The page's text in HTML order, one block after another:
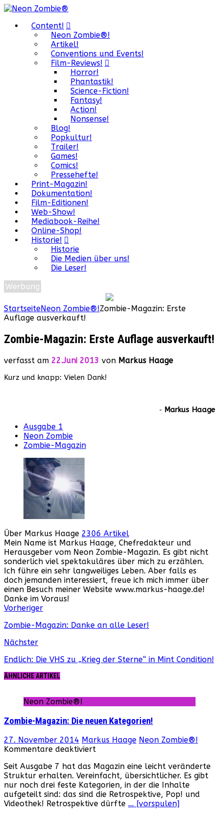
Content!
Neon Zombie®!
Artikel!
Conventions und Events!
Film-Reviews!
Horror!
Phantastik!
Science-Fiction!
Fantasy!
Action!
Nonsense!
Blog!
Popkultur!
Trailer!
Games!
Comics!
Pressehefte!
Print-Magazin!
Dokumentation!
Film-Editionen!
Web-Show!
Mediabook-Reihe!
Online-Shop!
Historie!
Historie
Die Medien über uns!
Die Leser!
Werbung
StartseiteNeon Zombie®!Zombie-Magazin: Erste
Auflage ausverkauft!
Zombie-Magazin: Erste Auflage ausverkauft!
verfasst am 22.Juni 2013 von Markus Haage
Kurz und knapp: Vielen Dank!
‐ Markus Haage
Ausgabe 1
Neon Zombie
Zombie-Magazin
Über Markus Haage 2306 Artikel
Mein Name ist Markus Haage, Chefredakteur und
Herausgeber vom Neon Zombie-Magazin. Es gibt nicht
sonderlich viel spektakuläres über mich zu erzählen.
Ich führe ein sehr langweiliges Leben. Aber falls es
doch jemanden interessiert, freue ich mich immer über
einen Besuch meiner Website www.markus-haage.de!
Danke im Voraus!
Webseite
Facebook
Instagram
YouTube
Vorheriger
Zombie-Magazin: Danke an alle Leser!
Nächster
Endlich: Die VHS zu „Krieg der Sterne“ in Mint Condition!
ÄHNLICHE ARTIKEL
Neon Zombie®!
Zombie-Magazin: Die neuen Kategorien!
27. November 2014 Markus Haage Neon Zombie®!
Kommentare deaktiviertfür
Magazin:
Die
neuen
Kategorien!
Seit Ausgabe 7 hat das Magazin eine leicht veränderte
Struktur erhalten. Vereinfacht, übersichtlicher. Es gibt
nur noch drei feste Kategorien, in der die Inhalte
aufgeteilt sind: das sind die Retrospektive, Pop! und
Videothek! Retrospektive dürfte … [vorspulen]